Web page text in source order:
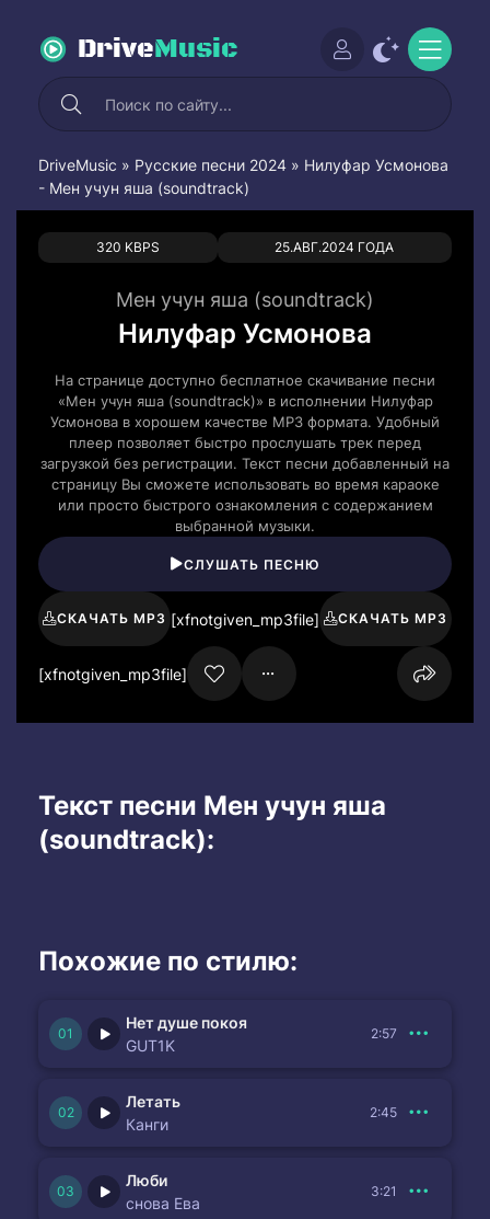
DriveMusic
DriveMusic » Русские песни 2024 » Нилуфар Усмонова
- Мен учун яша (soundtrack)
320 KBPS 25.АВГ.2024 ГОДА
0 0
Мен учун яша (soundtrack)
Нилуфар Усмонова
На странице доступно бесплатное скачивание песни
«Мен учун яша (soundtrack)» в исполнении Нилуфар
Усмонова в хорошем качестве MP3 формата. Удобный
плеер позволяет быстро прослушать трек перед
загрузкой без регистрации. Текст песни добавленный на
страницу Вы сможете использовать во время караоке
или просто быстрого ознакомления с содержанием
выбранной музыки.
СЛУШАТЬ ПЕСНЮ
СКАЧАТЬ MP3 [xfnotgiven_mp3file] СКАЧАТЬ MP3
[xfnotgiven_mp3file]
Текст песни Мен учун яша
(soundtrack):
Похожие по стилю:
Нет душе покоя
GUT1K
2:57
Летать
Канги
2:45
Люби
снова Ева
3:21